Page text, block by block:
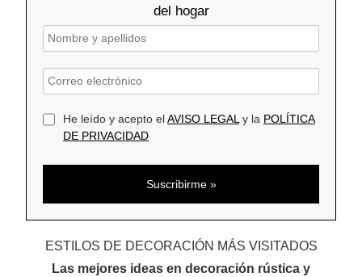
del hogar
He leído y acepto elAVISO LEGAL y la POLÍTICA
DE PRIVACIDAD
ESTILOS DE DECORACIÓN MÁS VISITADOS
Las mejores ideas en decoración rústica y